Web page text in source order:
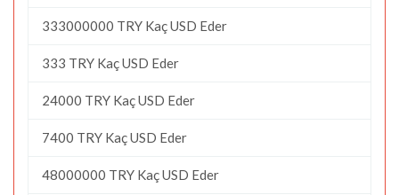
333000000 TRY Kaç USD Eder
333 TRY Kaç USD Eder
24000 TRY Kaç USD Eder
7400 TRY Kaç USD Eder
48000000 TRY Kaç USD Eder